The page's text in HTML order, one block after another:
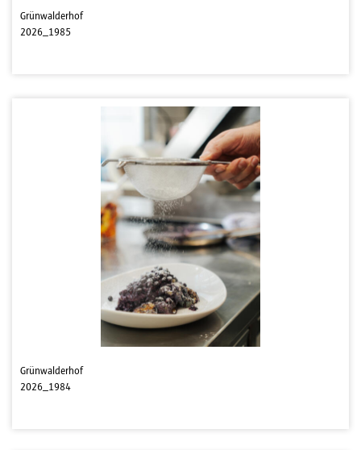
Grünwalderhof
2026_1985
Grünwalderhof
2026_1984